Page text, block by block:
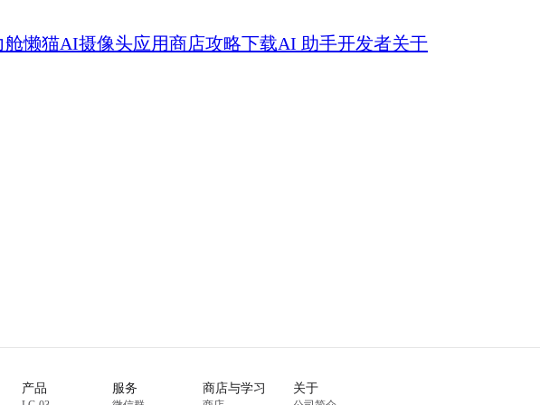
舱懒猫AI摄像头应用商店攻略下载AI 助手开发者关于
产品 服务 商店与学习 关于